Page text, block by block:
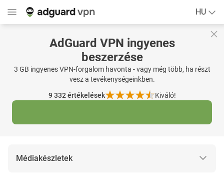
HU
AdGuard VPN ingyenes
beszerzése
3 GB ingyenes VPN-forgalom havonta - vagy még több, ha részt
vesz a tevékenységeinkben.
9 332értékelések Kiváló!
Médiakészletek